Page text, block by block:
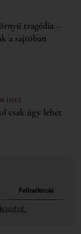
tragédia –
a sajtóban
HELY
csak úgy lehet
Feliratkozás